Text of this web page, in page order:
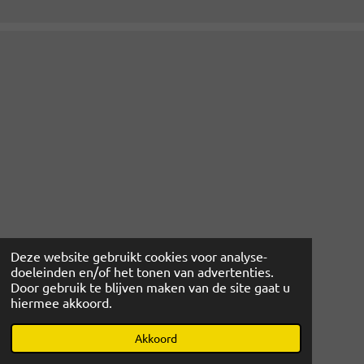
Deze website gebruikt cookies voor analyse-
doeleinden en/of het tonen van advertenties.
Door gebruik te blijven maken van de site gaat u
hiermee akkoord.
Akkoord